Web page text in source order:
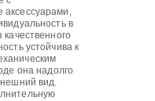
в
устойчива к
она надолго
вид.